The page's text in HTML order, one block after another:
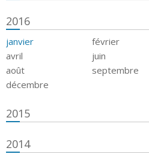
2016
janvier février
avril
juin
août
septembre
décembre
2015
2014